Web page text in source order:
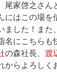
家啓之さん
にはこの場を
ました！また
名にこちらも
の森社長、 渡
からよろしく